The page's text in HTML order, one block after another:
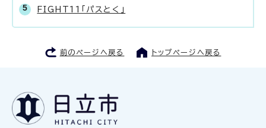
FIGHT11「パスとく」
前のページへ戻る トップページへ戻る